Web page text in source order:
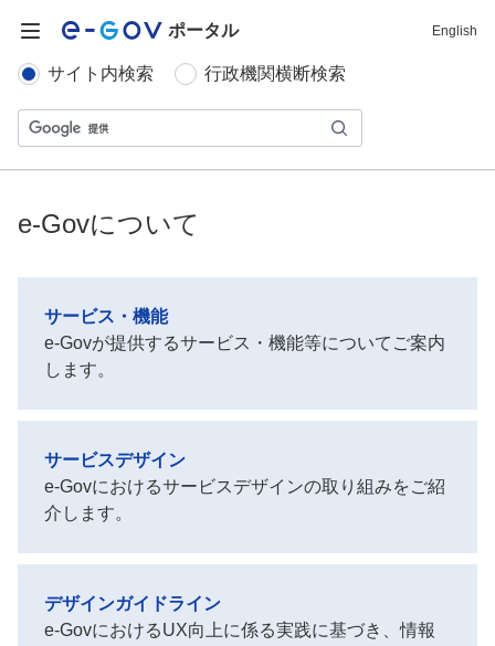
ポータル English
サイト内検索 行政機関横断検索
e-Govについて
サービス・機能
e-Govが提供するサービス・機能等についてご案内
します。
サービスデザイン
e-Govにおけるサービスデザインの取り組みをご紹
介します。
デザインガイドライン
e-GovにおけるUX向上に係る実践に基づき、情報